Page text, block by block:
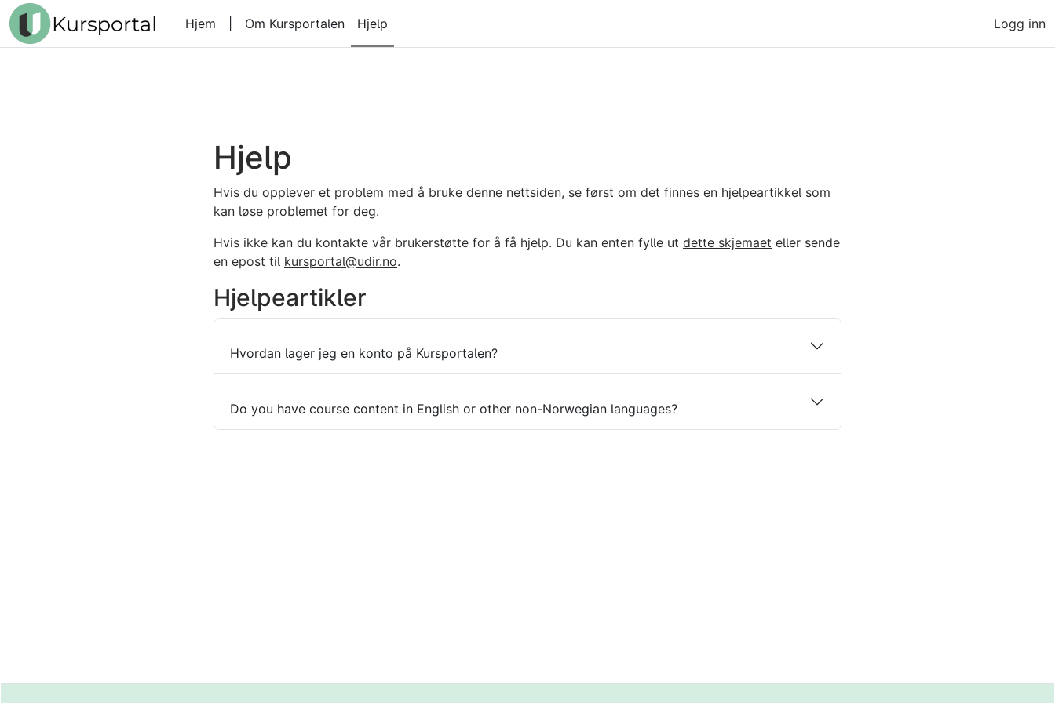
Gå til hovedinnhold
Hjem
Om Kursportalen Hjelp Logg inn
Hjelp
Hvis du opplever et problem med å bruke denne nettsiden, se først om det finnes en hjelpeartikkel som
kan løse problemet for deg.
Hvis ikke kan du kontakte vår brukerstøtte for å få hjelp. Du kan enten fylle ut dette skjemaet eller sende
en epost til kursportal@udir.no.
Hjelpeartikler
Hvordan lager jeg en konto på Kursportalen?
Do you have course content in English or other non-Norwegian languages?